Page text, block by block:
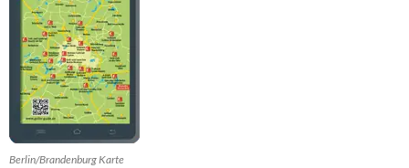
Berlin/Brandenburg Karte